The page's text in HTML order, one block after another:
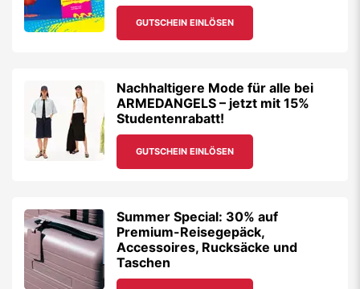
GUTSCHEIN EINLÖSEN
Nachhaltigere Mode für alle bei
ARMEDANGELS – jetzt mit 15%
Studentenrabatt!
GUTSCHEIN EINLÖSEN
Summer Special: 30% auf
Premium-Reisegepäck,
Accessoires, Rucksäcke und
Taschen